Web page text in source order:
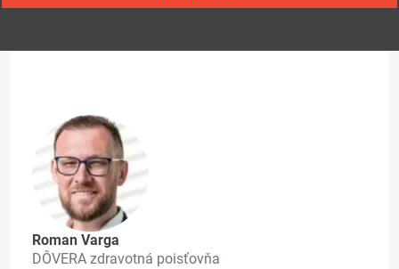
Roman Varga
DÔVERA zdravotná poisťovňa